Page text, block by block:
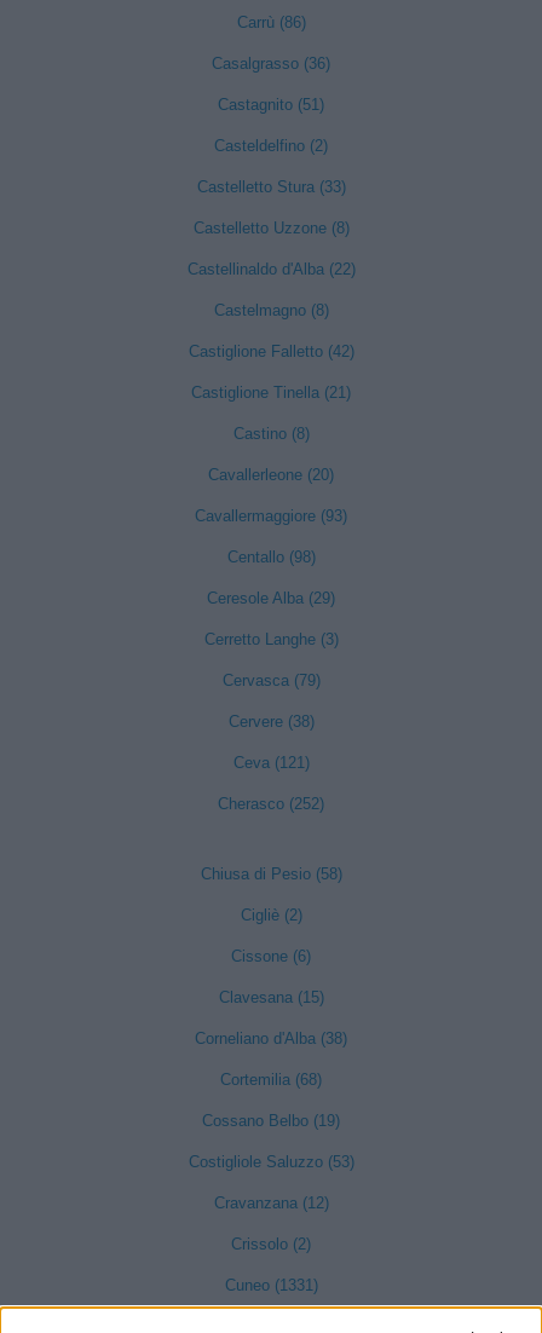
Carrù (86)
Casalgrasso (36)
Castagnito (51)
Casteldelfino (2)
Castelletto Stura (33)
Castelletto Uzzone (8)
Castellinaldo d'Alba (22)
Castelmagno (8)
Castiglione Falletto (42)
Castiglione Tinella (21)
Castino (8)
Cavallerleone (20)
Cavallermaggiore (93)
Centallo (98)
Ceresole Alba (29)
Cerretto Langhe (3)
Cervasca (79)
Cervere (38)
Ceva (121)
Cherasco (252)
Chiusa di Pesio (58)
Cigliè (2)
Cissone (6)
Clavesana (15)
Corneliano d'Alba (38)
Cortemilia (68)
Cossano Belbo (19)
Costigliole Saluzzo (53)
Cravanzana (12)
Crissolo (2)
Cuneo (1331)